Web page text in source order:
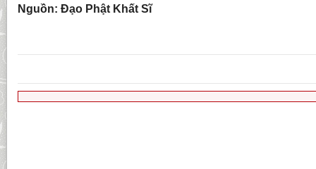
Nguồn: Đạo Phật Khất Sĩ